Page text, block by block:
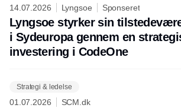
14.07.2026 Lyngsoe Sponseret
Lyngsoe styrker sin
i Sydeuropa gennem en
investering i CodeOne
Strategi & ledelse
01.07.2026 SCM.dk